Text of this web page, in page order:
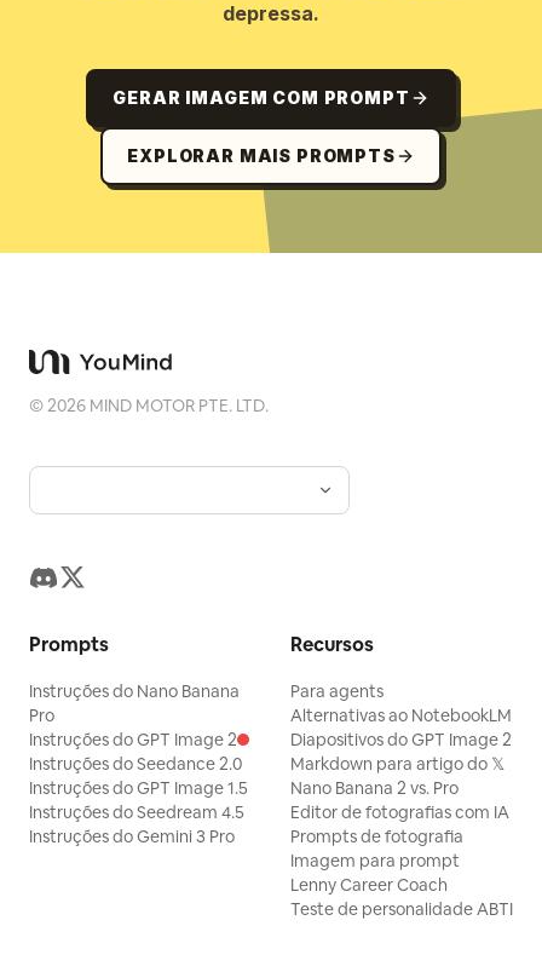
depressa.
GERAR IMAGEM COM PROMPT
EXPLORAR MAIS PROMPTS
©2026 MIND MOTOR PTE. LTD.
Prompts
Instruções do Nano Banana
Pro
Instruções do GPT Image 2
Instruções do Seedance 2.0
Instruções do GPT Image 1.5
Instruções do Seedream 4.5
Instruções do Gemini 3 Pro
Recursos
Para agents
Alternativas ao NotebookLM
Diapositivos do GPT Image 2
Markdown para artigo do 𝕏
Nano Banana 2 vs. Pro
Editor de fotografias com IA
Prompts de fotografia
Imagem para prompt
Lenny Career Coach
Teste de personalidade ABTI